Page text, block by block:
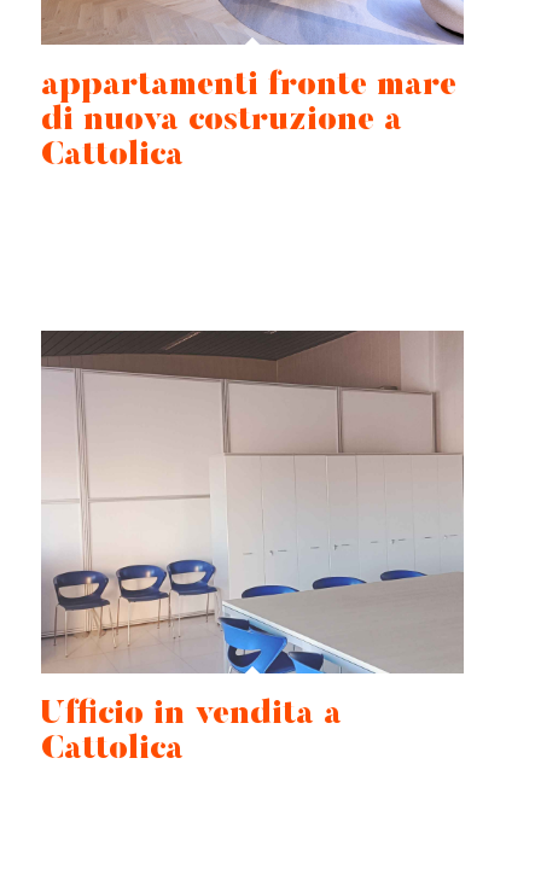
appartamenti fronte mare
di nuova costruzione a
Cattolica
Ufficio in vendita a
Cattolica